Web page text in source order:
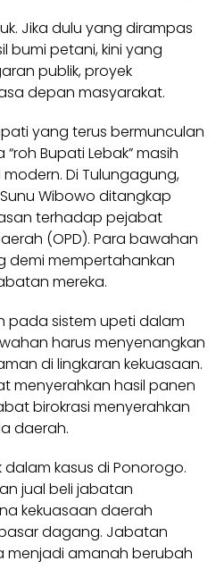
Jika dulu yang dirampas
bumi petani, kini yang
publik, proyek
depan masyarakat.
yang terus bermunculan
Bupati Lebak” masih
Di Tulungagung,
Wibowo ditangkap
terhadap pejabat
(OPD). Para bawahan
demi mempertahankan
mereka.
pada sistem upeti dalam
harus menyenangkan
di lingkaran kekuasaan.
menyerahkan hasil panen
birokrasi menyerahkan
daerah.
kasus di Ponorogo.
jual beli jabatan
kekuasaan daerah
dagang. Jabatan
menjadi amanah berubah